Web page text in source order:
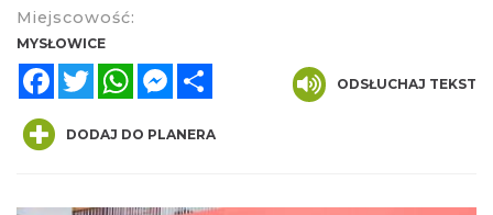
Miejscowość:
MYSŁOWICE
FacebookTwitterWhatsAppMessenger
ODSŁUCHAJ TEKST
DODAJ DO PLANERA